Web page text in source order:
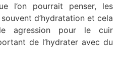
l’on pourrait penser, les
d’hydratation et cela
agression pour le cuir
de l’hydrater avec du